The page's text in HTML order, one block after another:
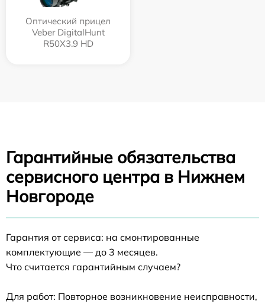
Оптический прицел
Veber DigitalHunt
R50X3.9 HD
Гарантийные обязательства
сервисного центра в Нижнем
Новгороде
Гарантия от сервиса: на смонтированные
комплектующие — до 3 месяцев.
Что считается гарантийным случаем?
Для работ: Повторное возникновение неисправности,